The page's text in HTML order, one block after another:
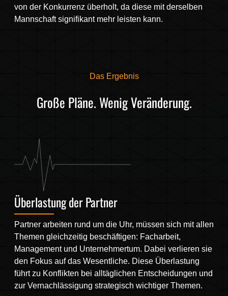
von der Konkurrenz überholt, da diese mit derselben
Mannschaft signifikant mehr leisten kann.
Das Ergebnis
Große Pläne. Wenig Veränderung.
Überlastung der Partner
Partner arbeiten rund um die Uhr, müssen sich mit allen
Themen gleichzeitig beschäftigen: Facharbeit,
Management und Unternehmertum. Dabei verlieren sie
den Fokus auf das Wesentliche. Diese Überlastung
führt zu Konflikten bei alltäglichen Entscheidungen und
zur Vernachlässigung strategisch wichtiger Themen.